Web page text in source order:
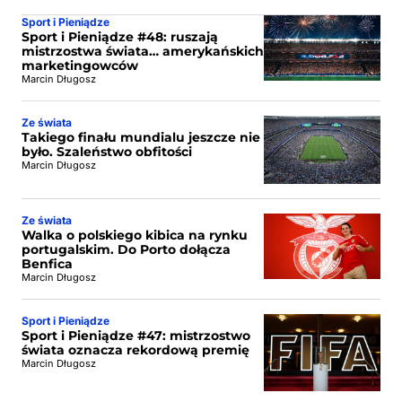
Sport i Pieniądze
Sport i Pieniądze #48: ruszają
mistrzostwa świata… amerykańskich
marketingowców
Marcin Długosz
Ze świata
Takiego finału mundialu jeszcze nie
było. Szaleństwo obfitości
Marcin Długosz
Ze świata
Walka o polskiego kibica na rynku
portugalskim. Do Porto dołącza
Benfica
Marcin Długosz
Sport i Pieniądze
Sport i Pieniądze #47: mistrzostwo
świata oznacza rekordową premię
Marcin Długosz